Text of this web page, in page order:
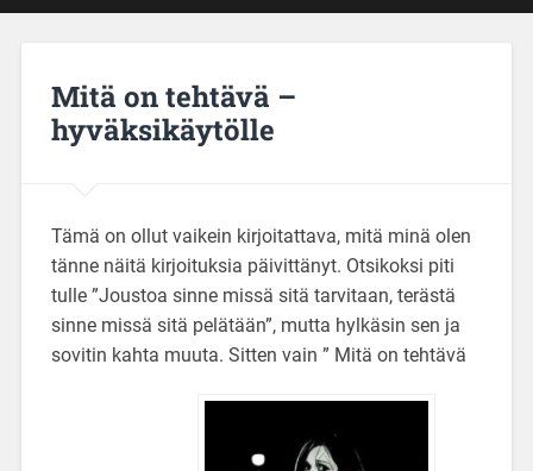
Mitä on tehtävä –
hyväksikäytölle
Tämä on ollut vaikein kirjoitattava, mitä minä olen
tänne näitä kirjoituksia päivittänyt. Otsikoksi piti
tulle ”Joustoa sinne missä sitä tarvitaan, terästä
sinne missä sitä pelätään”, mutta hylkäsin sen ja
sovitin kahta muuta. Sitten vain ” Mitä on tehtävä